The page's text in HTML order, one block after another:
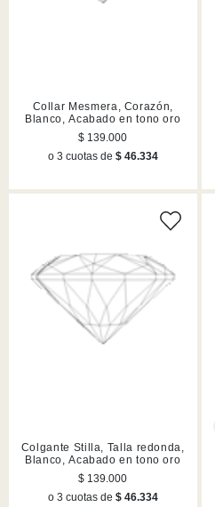
Collar Mesmera, Corazón,
Blanco, Acabado en tono oro
$ 139.000
o 3 cuotas de $ 46.334
Colgante Stilla, Talla redonda,
Blanco, Acabado en tono oro
$ 139.000
o 3 cuotas de $ 46.334